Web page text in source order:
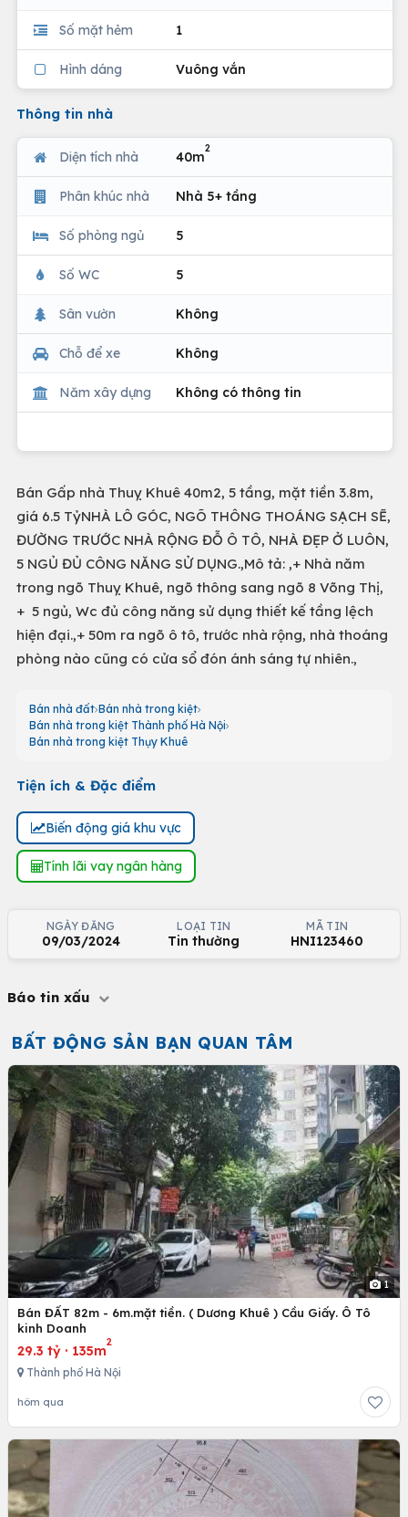
Số mặt hẻm 1
Hình dáng Vuông vắn
Thông tin nhà
Diện tích nhà 40m
2
Phân khúc nhà Nhà 5+ tầng
Số phòng ngủ 5
Số WC 5
Sân vườn Không
Chỗ để xe Không
Năm xây dựng Không có thông tin
Bán Gấp nhà Thuỵ Khuê 40m2, 5 tầng, mặt tiền 3.8m,
giá 6.5 TỷNHÀ LÔ GÓC, NGÕ THÔNG THOÁNG SẠCH SẼ,
ĐƯỜNG TRƯỚC NHÀ RỘNG ĐỖ Ô TÔ, NHÀ ĐẸP Ở LUÔN,
5 NGỦ ĐỦ CÔNG NĂNG SỬ DỤNG.,Mô tả: ,+ Nhà năm
trong ngõ Thuỵ Khuê, ngõ thông sang ngõ 8 Võng Thị,
+ 5 ngủ, Wc đủ công năng sử dụng thiết kế tầng lệch
hiện đại.,+ 50m ra ngõ ô tô, trước nhà rộng, nhà thoáng
phòng nào cũng có cửa sổ đón ánh sáng tự nhiên.,
Bán nhà đất Bán nhà trong kiệt
Bán nhà trong kiệt Thành phố Hà Nội
Bán nhà trong kiệt Thụy Khuê
Tiện ích & Đặc điểm
Biến động giá khu vực
Tính lãi vay ngân hàng
NGÀY ĐĂNG
09/03/2024
LOẠI TIN
Tin thường
MÃ TIN
HNI123460
Báo tin xấu
BẤT ĐỘNG SẢN BẠN QUAN TÂM
1
Bán ĐẤT 82m - 6m.mặt tiền. ( Dương Khuê ) Cầu Giấy. Ô Tô
kinh Doanh
29.3 tỷ · 135m
2
Thành phố Hà Nội
hôm qua